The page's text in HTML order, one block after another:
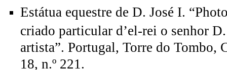
Estátua equestre de D. José I.
criado particular d’el-rei o senhor
artista”. Portugal, Torre do Tombo,
18, n.º 221.